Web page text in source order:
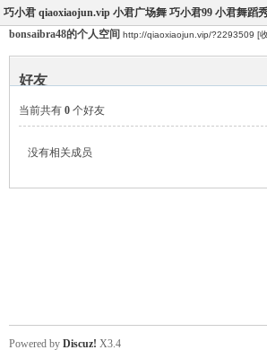
巧小君 qiaoxiaojun.vip 小君广场舞 巧小君99 小君舞蹈
bonsaibra48的个人空间 http://qiaoxiaojun.vip/?2293509 [
好友
当前共有 0 个好友
没有相关成员
Powered by Discuz! X3.4